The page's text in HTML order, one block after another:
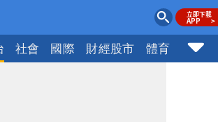
社會 國際 財經股市 體育 壹蘋